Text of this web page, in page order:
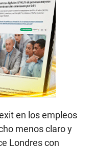
en los empleos
menos claro y
Londres con